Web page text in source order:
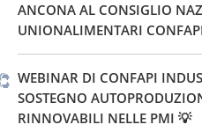
ANCONA AL CONSIGLIO
UNIONALIMENTARI
WEBINAR DI CONFAPI
SOSTEGNO
RINNOVABILI NELLE PMI 💡